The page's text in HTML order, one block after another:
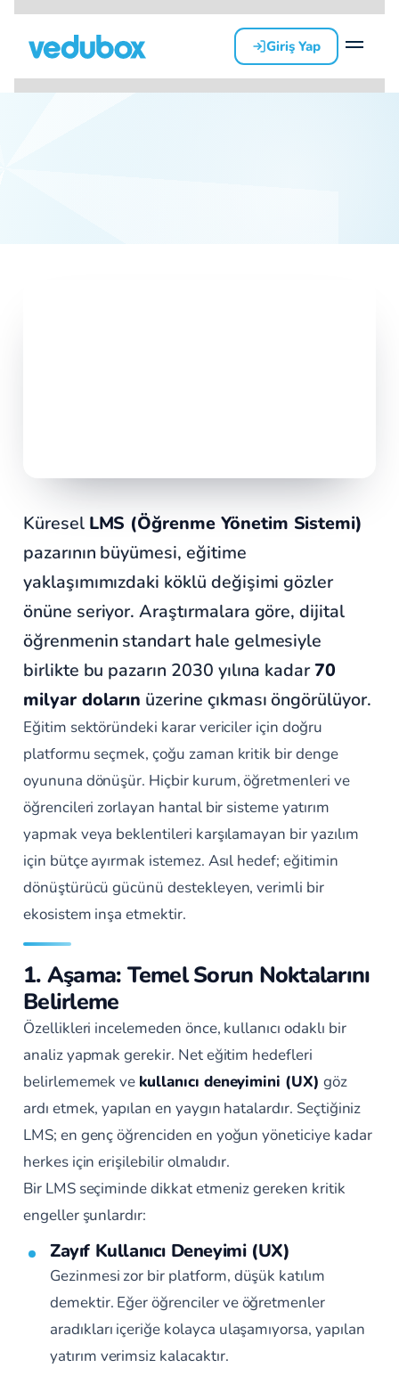
Giriş Yap
Küresel LMS (Öğrenme Yönetim Sistemi)
pazarının büyümesi, eğitime
yaklaşımımızdaki köklü değişimi gözler
önüne seriyor. Araştırmalara göre, dijital
öğrenmenin standart hale gelmesiyle
birlikte bu pazarın 2030 yılına kadar70
milyar doların üzerine çıkması öngörülüyor.
Eğitim sektöründeki karar vericiler için doğru
platformu seçmek, çoğu zaman kritik bir denge
oyununa dönüşür. Hiçbir kurum, öğretmenleri ve
öğrencileri zorlayan hantal bir sisteme yatırım
yapmak veya beklentileri karşılamayan bir yazılım
için bütçe ayırmak istemez. Asıl hedef; eğitimin
dönüştürücü gücünü destekleyen, verimli bir
ekosistem inşa etmektir.
1. Aşama: Temel Sorun Noktalarını
Belirleme
Özellikleri incelemeden önce, kullanıcı odaklı bir
analiz yapmak gerekir. Net eğitim hedefleri
belirlememek ve kullanıcı deneyimini (UX) göz
ardı etmek, yapılan en yaygın hatalardır. Seçtiğiniz
LMS; en genç öğrenciden en yoğun yöneticiye kadar
herkes için erişilebilir olmalıdır.
Bir LMS seçiminde dikkat etmeniz gereken kritik
engeller şunlardır:
Zayıf Kullanıcı Deneyimi (UX)
Gezinmesi zor bir platform, düşük katılım
demektir. Eğer öğrenciler ve öğretmenler
aradıkları içeriğe kolayca ulaşamıyorsa, yapılan
yatırım verimsiz kalacaktır.